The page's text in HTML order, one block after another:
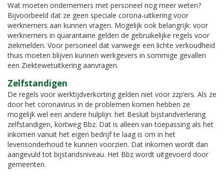
Wat moeten ondernemers met personeel nog meer weten?
Bijvoorbeeld dat ze geen speciale corona-uitkering voor
werknemers aan kunnen vragen. Mogelijk ook belangrijk: voor
werknemers in quarantaine gelden de gebruikelijke regels voor
ziekmelden. Voor personeel dat vanwege een lichte verkoudheid
thuis moeten blijven kunnen werkgevers in sommige gevallen
een Ziektewetuitkering aanvragen.
Zelfstandigen
De regels voor werktijdverkorting gelden niet voor zzp’ers. Als ze
door het coronavirus in de problemen komen hebben ze
mogelijk wel een andere hulplijn: het Besluit bijstandverlening
zelfstandigen, kortweg Bbz. Dat is alleen van toepassing als het
inkomen vanuit het eigen bedrijf te laag is om in het
levensonderhoud te kunnen voorzien. Dat inkomen wordt dan
aangevuld tot bijstandsniveau. Het Bbz wordt uitgevoerd door
gemeenten.